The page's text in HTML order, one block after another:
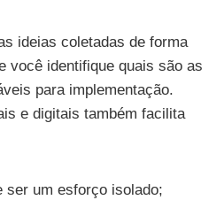
ideias coletadas de forma
você identifique quais são as
para implementação.
e digitais também facilita
ser um esforço isolado;